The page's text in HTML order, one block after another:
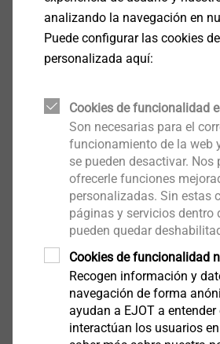
EJOT®Rapid Parts
analizando la navegación en
Puede configurar las cookies
personalizada aquí:
Cookies de funcionalidad
Son necesarias para el
funcionamiento de la web
se pueden desactivar. Nos
ofrecerle funciones
personalizadas. Sin estas
páginas y servicios dentro
pueden quedar
Cookies de funcionalidad
Recogen información y
navegación de forma
ayudan a EJOT a entender
interactúan los usuarios